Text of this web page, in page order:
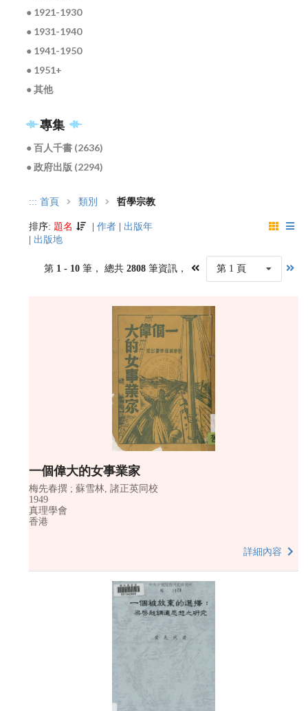
● 1921-1930
● 1931-1940
● 1941-1950
● 1951+
● 其他
專集
● 百人千書 (2636)
● 政府出版 (2294)
::: 首頁 類別 哲學宗教
排序: 題名 |作者
出版年
出版地
第 1 - 10 筆， 總共 2808筆資訊， 第 1 頁
一個偉大的女事業家
梅先春撰 ; 蘇雪林, 諸正英同校
1949
真理學會
香港
詳細內容